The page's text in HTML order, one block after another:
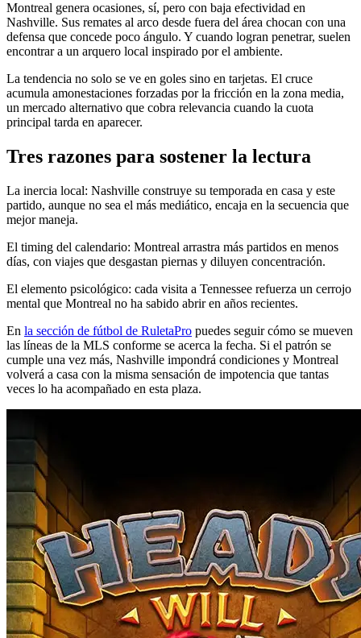
Montreal genera ocasiones, sí, pero con baja efectividad en
Nashville. Sus remates al arco desde fuera del área chocan con una
defensa que concede poco ángulo. Y cuando logran penetrar, suelen
encontrar a un arquero local inspirado por el ambiente.
La tendencia no solo se ve en goles sino en tarjetas. El cruce
acumula amonestaciones forzadas por la fricción en la zona media,
un mercado alternativo que cobra relevancia cuando la cuota
principal tarda en aparecer.
Tres razones para sostener la lectura
La inercia local: Nashville construye su temporada en casa y este
partido, aunque no sea el más mediático, encaja en la secuencia que
mejor maneja.
El timing del calendario: Montreal arrastra más partidos en menos
días, con viajes que desgastan piernas y diluyen concentración.
El elemento psicológico: cada visita a Tennessee refuerza un cerrojo
mental que Montreal no ha sabido abrir en años recientes.
En la sección de fútbol de RuletaPro puedes seguir cómo se mueven
las líneas de la MLS conforme se acerca la fecha. Si el patrón se
cumple una vez más, Nashville impondrá condiciones y Montreal
volverá a casa con la misma sensación de impotencia que tantas
veces lo ha acompañado en esta plaza.